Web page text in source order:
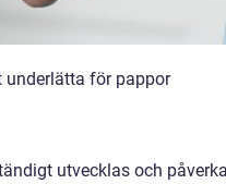
underlätta för pappor
utvecklas och